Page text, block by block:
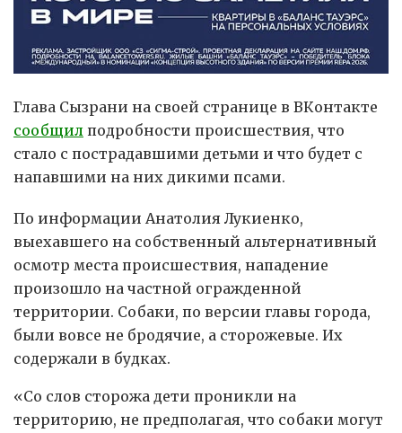
Глава Сызрани на своей странице в ВКонтакте
сообщил подробности происшествия, что
стало с пострадавшими детьми и что будет с
напавшими на них дикими псами.
По информации Анатолия Лукиенко,
выехавшего на собственный альтернативный
осмотр места происшествия, нападение
произошло на частной огражденной
территории. Собаки, по версии главы города,
были вовсе не бродячие, а сторожевые. Их
содержали в будках.
«Со слов сторожа дети проникли на
территорию, не предполагая, что собаки могут